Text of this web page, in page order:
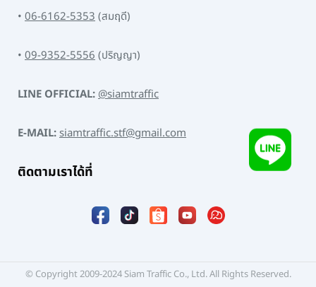
• 06-6162-5353(สมฤดี)
• 09-9352-5556(ปริญญา)
LINE OFFICIAL:@siamtraffic
E-MAIL:siamtraffic.stf@gmail.com
ติดตามเราได้ที่
© Copyright 2009-2024 Siam Traffic Co., Ltd. All Rights Reserved.